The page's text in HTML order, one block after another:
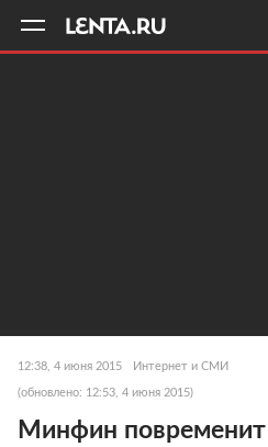
12:38, 4 июня 2015 Интернет и СМИ
(обновлено: 12:53, 4 июня 2015)
Минфин